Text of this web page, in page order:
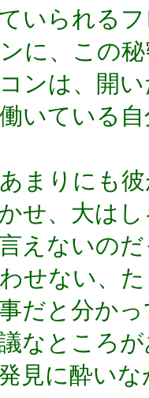
いられる
に、この
ンは、開
働いている
まりにも
せ、大は
えないの
せない、
だと分か
なところ
見に酔い